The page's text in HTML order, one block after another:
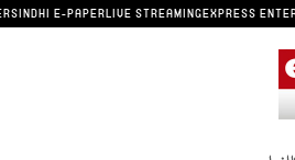
SINDHI E-PAPERLIVE STREAMINGEXPRESS